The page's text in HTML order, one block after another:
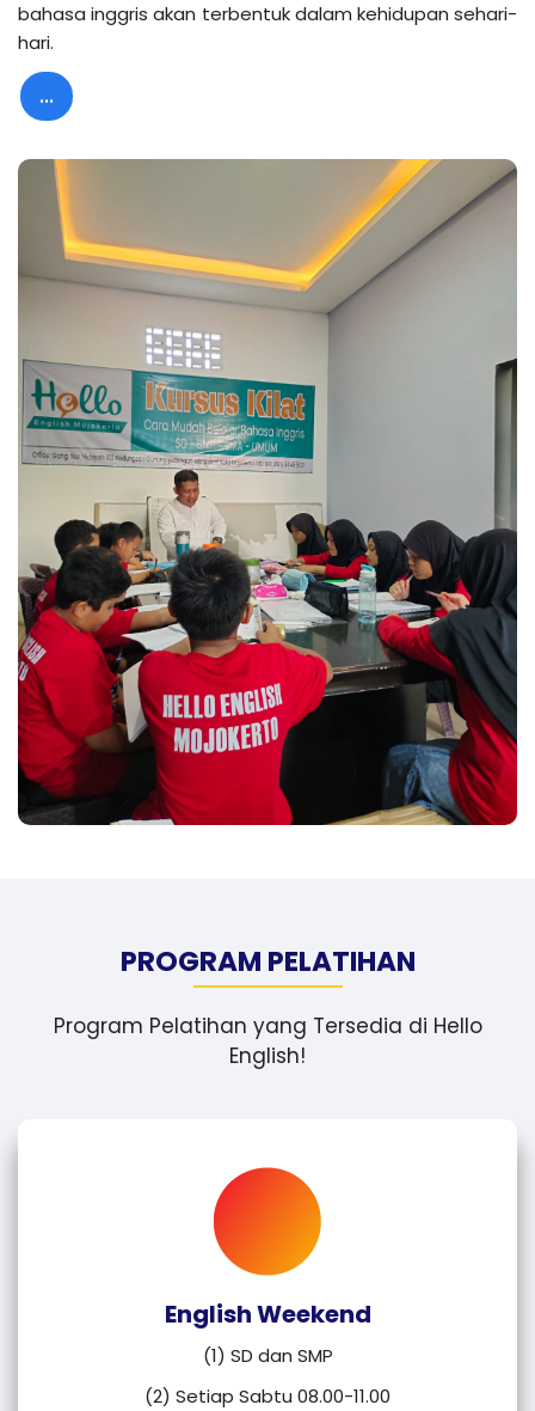
bahasa inggris akan terbentuk dalam kehidupan sehari-
hari.
...
PROGRAM PELATIHAN
Program Pelatihan yang Tersedia di Hello
English!
English Weekend
(1) SD dan SMP
(2) Setiap Sabtu 08.00-11.00